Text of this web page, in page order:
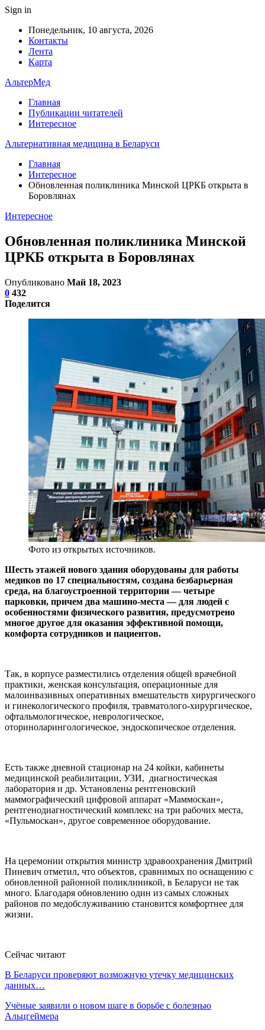
Sign in
Понедельник, 10 августа, 2026
Контакты
Лента
Карта
АльтерМед
Главная
Публикации читателей
Интересное
Альтернативная медицина в Беларуси
Главная
Интересное
Обновленная поликлиника Минской ЦРКБ открыта в
Боровлянах
Интересное
Обновленная поликлиника Минской
ЦРКБ открыта в Боровлянах
Опубликовано Май 18, 2023
0 432
Поделится
Фото из открытых источников.
Шесть этажей нового здания оборудованы для работы
медиков по 17 специальностям, создана безбарьерная
среда, на благоустроенной территории — четыре
парковки, причем два машино-места — для людей с
особенностями физического развития, предусмотрено
многое другое для оказания эффективной помощи,
комфорта сотрудников и пациентов.
Так, в корпусе разместились отделения общей врачебной
практики, женская консультация, операционные для
малоинвазивных оперативных вмешательств хирургического
и гинекологического профиля, травматолого-хирургическое,
офтальмологическое, неврологическое,
оториноларингологическое, эндоскопическое отделения.
Есть также дневной стационар на 24 койки, кабинеты
медицинской реабилитации, УЗИ, диагностическая
лаборатория и др. Установлены рентгеновский
маммографический цифровой аппарат «Маммоскан»,
рентгенодиагностический комплекс на три рабочих места,
«Пульмоскан», другое современное оборудование.
На церемонии открытия министр здравоохранения Дмитрий
Пиневич отметил, что объектов, сравнимых по оснащению с
обновленной районной поликлиникой, в Беларуси не так
много. Благодаря обновлению один из самых сложных
районов по медобслуживанию становится комфортнее для
жизни.
Сейчас читают
В Беларуси проверяют возможную утечку медицинских
данных…
Учёные заявили о новом шаге в борьбе с болезнью
Альцгеймера